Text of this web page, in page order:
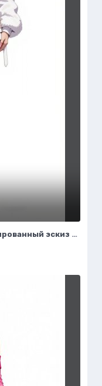
Глянцевый наряд: ультрадетализированный эскиз моды и гламура в стиле пастель. Картинка из нейронной сети Flux Ai